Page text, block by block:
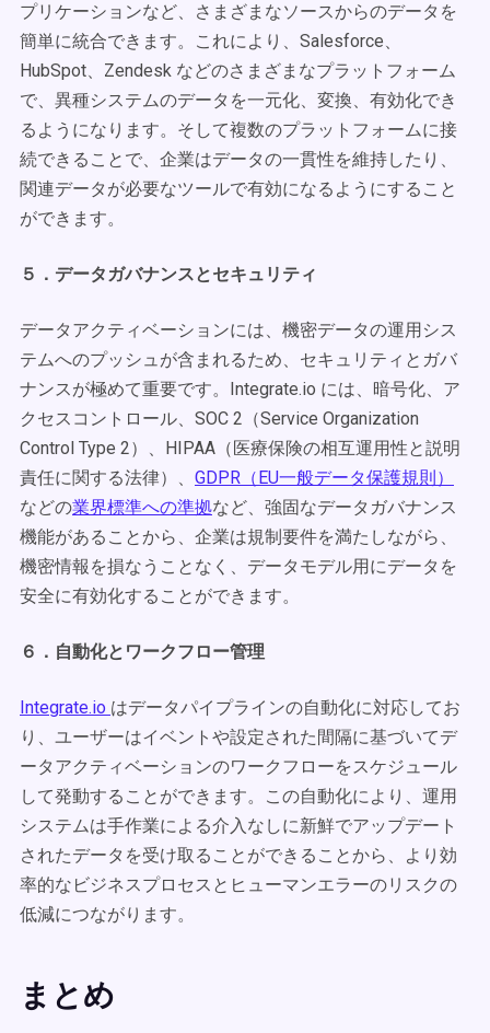
プリケーションなど、さまざまなソースからのデータを
簡単に統合できます。これにより、Salesforce、
HubSpot、Zendesk などのさまざまなプラットフォーム
で、異種システムのデータを一元化、変換、有効化でき
るようになります。そして複数のプラットフォームに接
続できることで、企業はデータの一貫性を維持したり、
関連データが必要なツールで有効になるようにすること
ができます。
５．データガバナンスとセキュリティ
データアクティベーションには、機密データの運用シス
テムへのプッシュが含まれるため、セキュリティとガバ
ナンスが極めて重要です。Integrate.io には、暗号化、ア
クセスコントロール、SOC 2（Service Organization
Control Type 2）、HIPAA（医療保険の相互運用性と説明
責任に関する法律）、 GDPR（EU一般データ保護規則）
などの業界標準への準拠など、強固なデータガバナンス
機能があることから、企業は規制要件を満たしながら、
機密情報を損なうことなく、データモデル用にデータを
安全に有効化することができます。
６．自動化とワークフロー管理
Integrate.io はデータパイプラインの自動化に対応してお
り、ユーザーはイベントや設定された間隔に基づいてデ
ータアクティベーションのワークフローをスケジュール
して発動することができます。この自動化により、運用
システムは手作業による介入なしに新鮮でアップデート
されたデータを受け取ることができることから、より効
率的なビジネスプロセスとヒューマンエラーのリスクの
低減につながります。
まとめ